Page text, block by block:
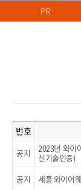
PR
번호
공지
2023년 와이
신기술인증)
공지
세홍 와이어